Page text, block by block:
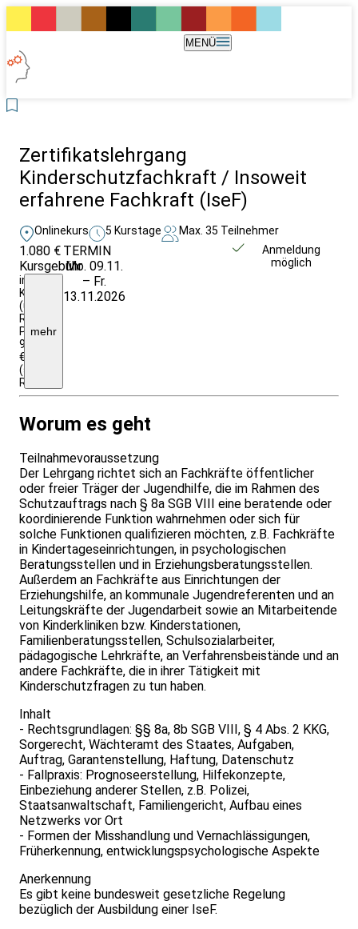
MENÜ
Zertifikatslehrgang
Kinderschutzfachkraft / Insoweit
erfahrene Fachkraft (IseF)
Onlinekurs 5 Kurstage Max. 35 Teilnehmer
1.080 €
Kursgebühr
inklusive
Klausurgebühr
(umsatzsteuerfrei)
Reduzierter
Preis:
972,-
€
(siehe
Rabattsystem)
mehr
TERMIN
Mo. 09.11.
– Fr.
13.11.2026
Anmeldung
möglich
Worum es geht
Teilnahmevoraussetzung
Der Lehrgang richtet sich an Fachkräfte öffentlicher
oder freier Träger der Jugendhilfe, die im Rahmen des
Schutzauftrags nach § 8a SGB VIII eine beratende oder
koordinierende Funktion wahrnehmen oder sich für
solche Funktionen qualifizieren möchten, z.B. Fachkräfte
in Kindertageseinrichtungen, in psychologischen
Beratungsstellen und in Erziehungsberatungsstellen.
Außerdem an Fachkräfte aus Einrichtungen der
Erziehungshilfe, an kommunale Jugendreferenten und an
Leitungskräfte der Jugendarbeit sowie an Mitarbeitende
von Kinderkliniken bzw. Kinderstationen,
Familienberatungsstellen, Schulsozialarbeiter,
pädagogische Lehrkräfte, an Verfahrensbeistände und an
andere Fachkräfte, die in ihrer Tätigkeit mit
Kinderschutzfragen zu tun haben.
Inhalt
- Rechtsgrundlagen: §§ 8a, 8b SGB VIII, § 4 Abs. 2 KKG,
Sorgerecht, Wächteramt des Staates, Aufgaben,
Auftrag, Garantenstellung, Haftung, Datenschutz
- Fallpraxis: Prognoseerstellung, Hilfekonzepte,
Einbeziehung anderer Stellen, z.B. Polizei,
Staatsanwaltschaft, Familiengericht, Aufbau eines
Netzwerks vor Ort
- Formen der Misshandlung und Vernachlässigungen,
Früherkennung, entwicklungspsychologische Aspekte
Anerkennung
Es gibt keine bundesweit gesetzliche Regelung
bezüglich der Ausbildung einer IseF.